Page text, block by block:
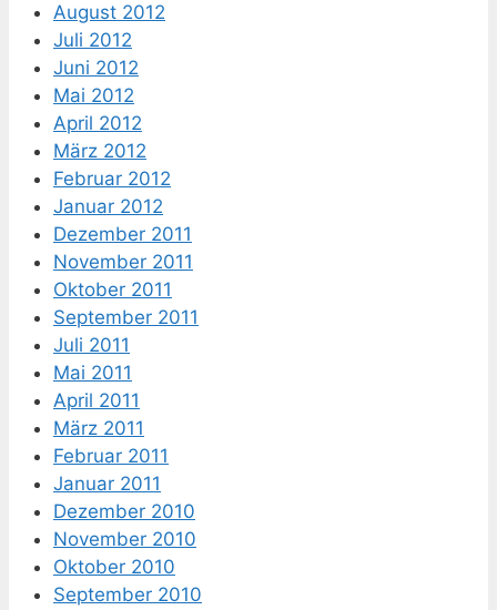
August 2012
Juli 2012
Juni 2012
Mai 2012
April 2012
März 2012
Februar 2012
Januar 2012
Dezember 2011
November 2011
Oktober 2011
September 2011
Juli 2011
Mai 2011
April 2011
März 2011
Februar 2011
Januar 2011
Dezember 2010
November 2010
Oktober 2010
September 2010